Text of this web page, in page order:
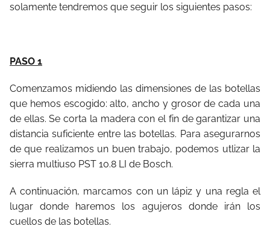
solamente tendremos que seguir los siguientes pasos:
PASO 1
Comenzamos midiendo las dimensiones de las botellas
que hemos escogido: alto, ancho y grosor de cada una
de ellas. Se corta la madera con el fin de garantizar una
distancia suficiente entre las botellas. Para asegurarnos
de que realizamos un buen trabajo, podemos utlizar la
sierra multiuso PST 10.8 LI de Bosch.
A continuación, marcamos con un lápiz y una regla el
lugar donde haremos los agujeros donde irán los
cuellos de las botellas.